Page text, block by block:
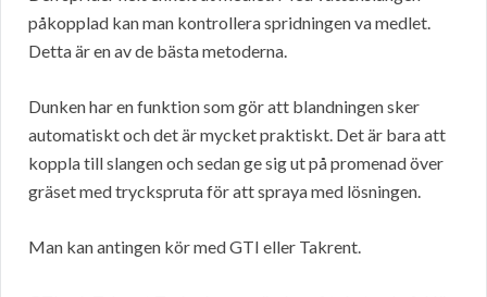
påkopplad kan man kontrollera spridningen va medlet.
Detta är en av de bästa metoderna.
Dunken har en funktion som gör att blandningen sker
automatiskt och det är mycket praktiskt. Det är bara att
koppla till slangen och sedan ge sig ut på promenad över
gräset med tryckspruta för att spraya med lösningen.
Man kan antingen kör med GTI eller Takrent.